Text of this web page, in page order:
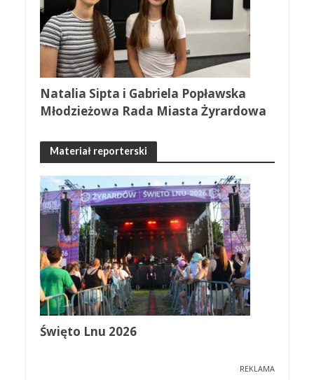
Natalia Sipta i Gabriela Popławska
Młodzieżowa Rada Miasta Żyrardowa
Materiał reporterski
Święto Lnu 2026
REKLAMA